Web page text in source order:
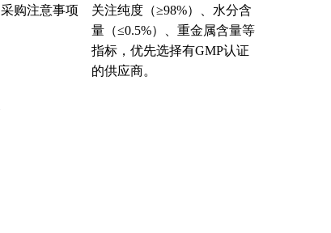
采购注意事项
关注纯度（≥98%）、水分含
量（≤0.5%）、重金属含量等
指标，优先选择有GMP认证
的供应商。